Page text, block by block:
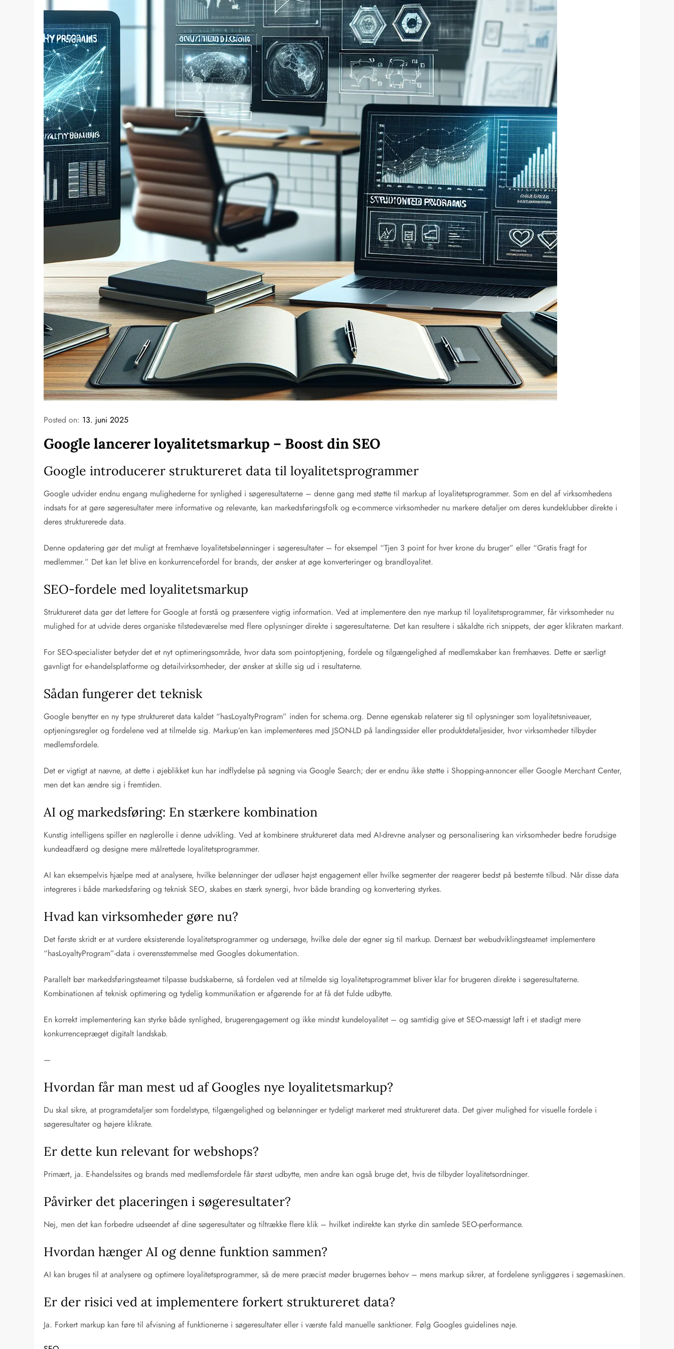
Posted on: 13. juni 2025
Google lancerer loyalitetsmarkup – Boost din SEO
Google introducerer struktureret data til loyalitetsprogrammer
Google udvider endnu engang mulighederne for synlighed i søgeresultaterne – denne gang med støtte til markup af loyalitetsprogrammer. Som en del af virksomhedens
indsats for at gøre søgeresultater mere informative og relevante, kan markedsføringsfolk og e-commerce virksomheder nu markere detaljer om deres kundeklubber direkte i
deres strukturerede data.
Denne opdatering gør det muligt at fremhæve loyalitetsbelønninger i søgeresultater – for eksempel “Tjen 3 point for hver krone du bruger” eller “Gratis fragt for
medlemmer.” Det kan let blive en konkurrencefordel for brands, der ønsker at øge konverteringer og brandloyalitet.
SEO-fordele med loyalitetsmarkup
Struktureret data gør det lettere for Google at forstå og præsentere vigtig information. Ved at implementere den nye markup til loyalitetsprogrammer, får virksomheder nu
mulighed for at udvide deres organiske tilstedeværelse med flere oplysninger direkte i søgeresultaterne. Det kan resultere i såkaldte rich snippets, der øger klikraten markant.
For SEO-specialister betyder det et nyt optimeringsområde, hvor data som pointoptjening, fordele og tilgængelighed af medlemskaber kan fremhæves. Dette er særligt
gavnligt for e-handelsplatforme og detailvirksomheder, der ønsker at skille sig ud i resultaterne.
Sådan fungerer det teknisk
Google benytter en ny type struktureret data kaldet “hasLoyaltyProgram” inden for schema.org. Denne egenskab relaterer sig til oplysninger som loyalitetsniveauer,
optjeningsregler og fordelene ved at tilmelde sig. Markup’en kan implementeres med JSON-LD på landingssider eller produktdetaljesider, hvor virksomheder tilbyder
medlemsfordele.
Det er vigtigt at nævne, at dette i øjeblikket kun har indflydelse på søgning via Google Search; der er endnu ikke støtte i Shopping-annoncer eller Google Merchant Center,
men det kan ændre sig i fremtiden.
AI og markedsføring: En stærkere kombination
Kunstig intelligens spiller en nøglerolle i denne udvikling. Ved at kombinere struktureret data med AI-drevne analyser og personalisering kan virksomheder bedre forudsige
kundeadfærd og designe mere målrettede loyalitetsprogrammer.
AI kan eksempelvis hjælpe med at analysere, hvilke belønninger der udløser højst engagement eller hvilke segmenter der reagerer bedst på bestemte tilbud. Når disse data
integreres i både markedsføring og teknisk SEO, skabes en stærk synergi, hvor både branding og konvertering styrkes.
Hvad kan virksomheder gøre nu?
Det første skridt er at vurdere eksisterende loyalitetsprogrammer og undersøge, hvilke dele der egner sig til markup. Dernæst bør webudviklingsteamet implementere
“hasLoyaltyProgram”-data i overensstemmelse med Googles dokumentation.
Parallelt bør markedsføringsteamet tilpasse budskaberne, så fordelen ved at tilmelde sig loyalitetsprogrammet bliver klar for brugeren direkte i søgeresultaterne.
Kombinationen af teknisk optimering og tydelig kommunikation er afgørende for at få det fulde udbytte.
En korrekt implementering kan styrke både synlighed, brugerengagement og ikke mindst kundeloyalitet – og samtidig give et SEO-mæssigt løft i et stadigt mere
konkurrencepræget digitalt landskab.
—
Hvordan får man mest ud af Googles nye loyalitetsmarkup?
Du skal sikre, at programdetaljer som fordelstype, tilgængelighed og belønninger er tydeligt markeret med struktureret data. Det giver mulighed for visuelle fordele i
søgeresultater og højere klikrate.
Er dette kun relevant for webshops?
Primært, ja. E-handelssites og brands med medlemsfordele får størst udbytte, men andre kan også bruge det, hvis de tilbyder loyalitetsordninger.
Påvirker det placeringen i søgeresultater?
Nej, men det kan forbedre udseendet af dine søgeresultater og tiltrække flere klik – hvilket indirekte kan styrke din samlede SEO-performance.
Hvordan hænger AI og denne funktion sammen?
AI kan bruges til at analysere og optimere loyalitetsprogrammer, så de mere præcist møder brugernes behov – mens markup sikrer, at fordelene synliggøres i søgemaskinen.
Er der risici ved at implementere forkert struktureret data?
Ja. Forkert markup kan føre til afvisning af funktionerne i søgeresultater eller i værste fald manuelle sanktioner. Følg Googles guidelines nøje.